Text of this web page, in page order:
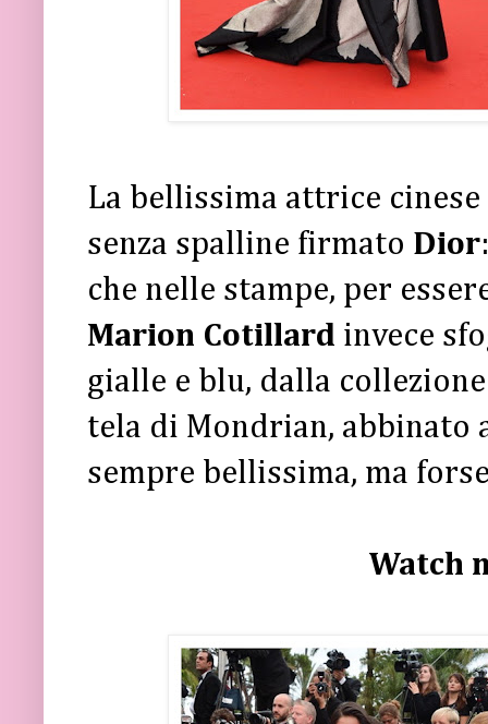
La bellissima attrice cinese
senza spalline firmato Dior
che nelle stampe, per
Marion Cotillard invece
gialle e blu, dalla
tela di Mondrian, abbinato
sempre bellissima, ma
Watch